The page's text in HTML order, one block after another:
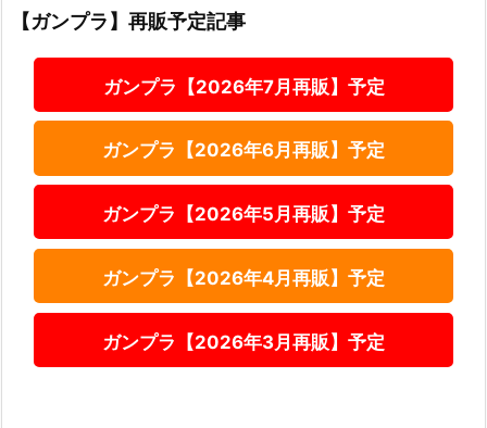
【ガンプラ】再販予定記事
ガンプラ【2026年7月再販】予定
ガンプラ【2026年6月再販】予定
ガンプラ【2026年5月再販】予定
ガンプラ【2026年4月再販】予定
ガンプラ【2026年3月再販】予定